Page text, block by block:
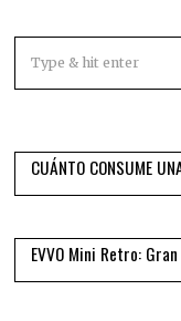
CUÁNTO CONSUME
EVVO Mini Retro: